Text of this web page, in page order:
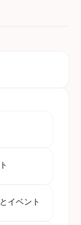
イベント